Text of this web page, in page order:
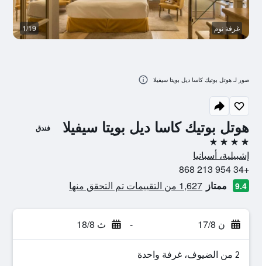
هوتل بوتيك كاسا ديل بويتا سيفيلا فندق
4 نجوم
إشبيلية، أسبانيا
+34 954 213 868
9.4 ممتاز 1,627 من التقييمات تم التحقق منها
ن 17/8 - ث 18/8
2 من الضيوف، غرفة واحدة
غرفة نوم 1/19
صور لـ هوتل بوتيك كاسا ديل بويتا سيفيلا